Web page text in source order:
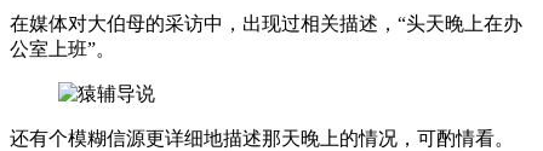
在媒体对大伯母的采访中，出现过相关描述，“头天晚上在办
公室上班”。
还有个模糊信源更详细地描述那天晚上的情况，可酌情看。